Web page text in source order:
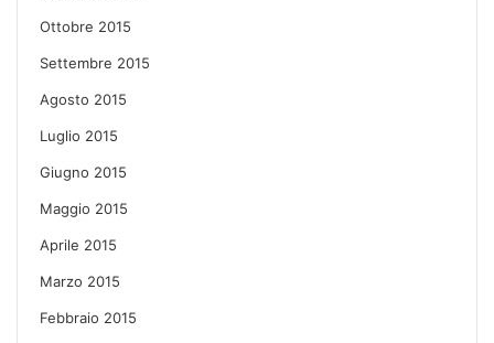
Ottobre 2015
Settembre 2015
Agosto 2015
Luglio 2015
Giugno 2015
Maggio 2015
Aprile 2015
Marzo 2015
Febbraio 2015